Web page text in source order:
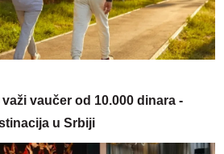
vaučer od 10.000 dinara -
u Srbiji